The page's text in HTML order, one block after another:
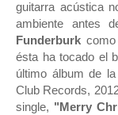
guitarra acústica
ambiente antes
Funderburk
ésta ha tocado el
último álbum de la
Club Records,
single, "Merry